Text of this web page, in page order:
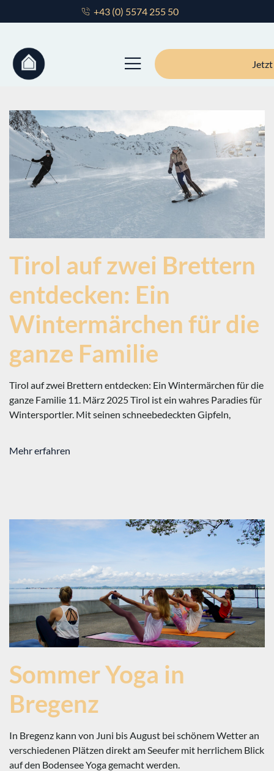
+43 (0) 5574 255 50
Julia Herrmann
Tirol auf zwei Brettern
entdecken: Ein
Wintermärchen für die
ganze Familie
Tirol auf zwei Brettern entdecken: Ein Wintermärchen für die
ganze Familie 11. März 2025 Tirol ist ein wahres Paradies für
Wintersportler. Mit seinen schneebedeckten Gipfeln,
Mehr erfahren
Sommer Yoga in
Bregenz
In Bregenz kann von Juni bis August bei schönem Wetter an
verschiedenen Plätzen direkt am Seeufer mit herrlichem Blick
auf den Bodensee Yoga gemacht werden.